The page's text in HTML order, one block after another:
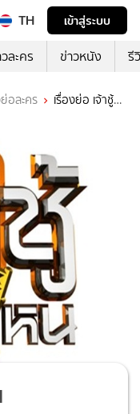
TH
เข้าสู่ระบบ
ละคร ข่าวหนัง รี
อละคร
เรื่องย่อ เจ้าชู้